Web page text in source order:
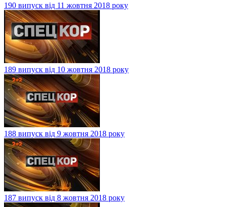
190 випуск від 11 жовтня 2018 року
189 випуск від 10 жовтня 2018 року
188 випуск від 9 жовтня 2018 року
187 випуск від 8 жовтня 2018 року